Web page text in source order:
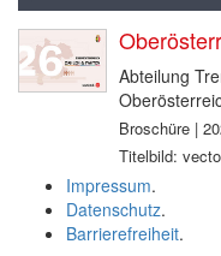
Abteilung
Broschüre |
Titelbild:
Impressum.
Datenschutz.
Barrierefreiheit.